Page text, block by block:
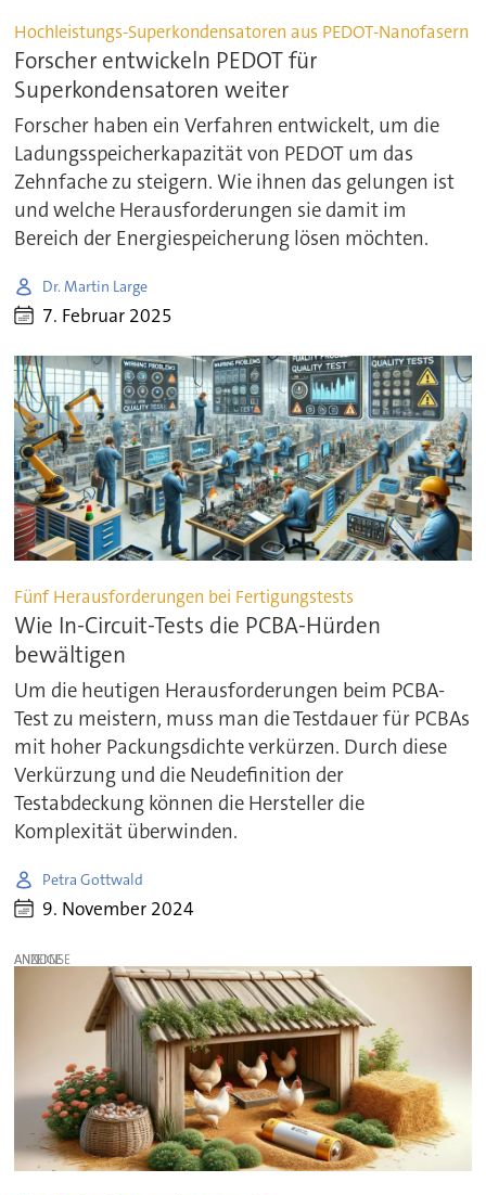
Hochleistungs-Superkondensatoren aus PEDOT-Nanofasern
Forscher entwickeln PEDOT für
Superkondensatoren weiter
Forscher haben ein Verfahren entwickelt, um die
Ladungsspeicherkapazität von PEDOT um das
Zehnfache zu steigern. Wie ihnen das gelungen ist
und welche Herausforderungen sie damit im
Bereich der Energiespeicherung lösen möchten.
Dr. Martin Large
7. Februar 2025
Fünf Herausforderungen bei Fertigungstests
Wie In-Circuit-Tests die PCBA-Hürden
bewältigen
Um die heutigen Herausforderungen beim PCBA-
Test zu meistern, muss man die Testdauer für PCBAs
mit hoher Packungsdichte verkürzen. Durch diese
Verkürzung und die Neudefinition der
Testabdeckung können die Hersteller die
Komplexität überwinden.
Petra Gottwald
9. November 2024
ANZEIGE